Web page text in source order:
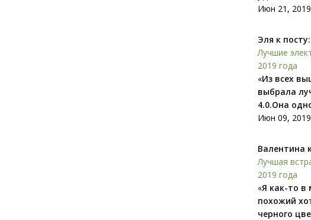
Июн 21,
Эля к посту:
Лучшие
2019 года
«Из всех
выбрала
4.0.Она
Июн 09,
Валентина
Лучшая
2019 года
«Я как-то в
похожий
черного